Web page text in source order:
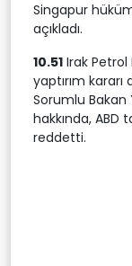
Singapur
açıkladı.
10.51 Irak Petrol
yaptırım kararı
Sorumlu Bakan
hakkında, ABD
reddetti.